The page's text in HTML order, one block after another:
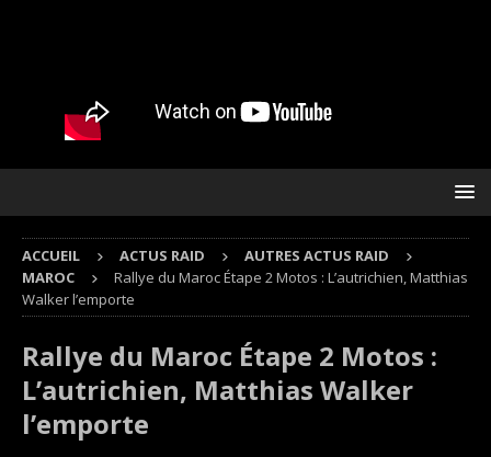
ACCUEIL ACTUS RAID
AUTRES ACTUS RAID
MAROC
Rallye du Maroc Étape 2 Motos : L’autrichien, Matthias
Walker l’emporte
Rallye du Maroc Étape 2 Motos :
L’autrichien, Matthias Walker
l’emporte